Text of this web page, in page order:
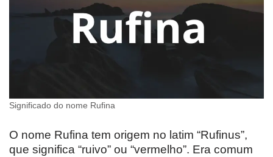
Significado do nome Rufina
O nome Rufina tem origem no latim “Rufinus”,
que significa “ruivo” ou “vermelho”. Era comum